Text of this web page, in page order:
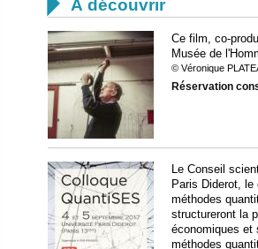
À découvrir
Ce film, co-
Musée de
© Véronique
Réservation
Le Conseil
Paris Diderot,
méthodes
structureront la
économiques et
méthodes